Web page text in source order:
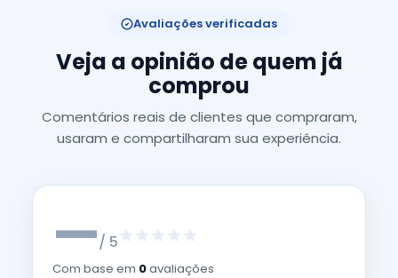
Avaliações verificadas
Veja a opinião de quem já
comprou
Comentários reais de clientes que compraram,
usaram e compartilharam sua experiência.
—/ 5
Com base em 0avaliações